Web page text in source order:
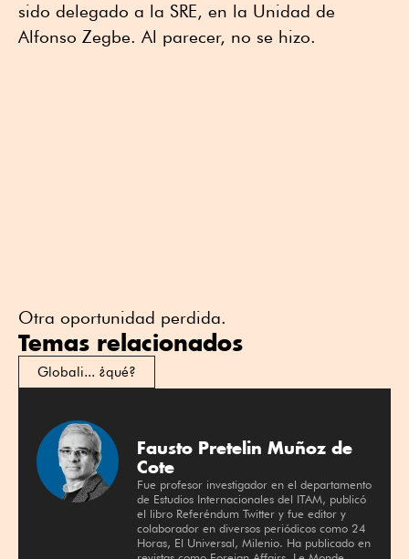
sido delegado a la SRE, en la Unidad de
Alfonso Zegbe. Al parecer, no se hizo.
Otra oportunidad perdida.
Temas relacionados
Globali... ¿qué?
Fausto Pretelin Muñoz de
Cote
Fue profesor investigador en el departamento
de Estudios Internacionales del ITAM, publicó
el libro Referéndum Twitter y fue editor y
colaborador en diversos periódicos como 24
Horas, El Universal, Milenio. Ha publicado en